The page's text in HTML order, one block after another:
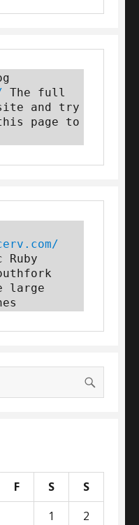
The full
and try
page to
large
F S
S
1
2